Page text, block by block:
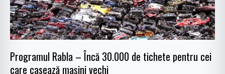
Programul Rabla – Încă 30.000 de tichete pentru cei
care casează mașini vechi
pentru
cei
care
casează
mașini
vechi